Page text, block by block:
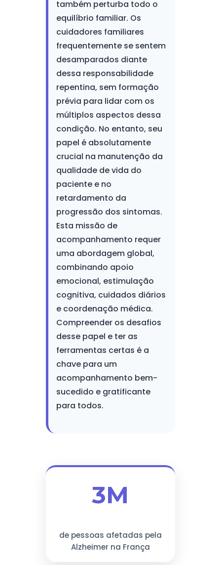
também perturba todo o
equilíbrio familiar. Os
cuidadores familiares
frequentemente se sentem
desamparados diante
dessa responsabilidade
repentina, sem formação
prévia para lidar com os
múltiplos aspectos dessa
condição. No entanto, seu
papel é absolutamente
crucial na manutenção da
qualidade de vida do
paciente e no
retardamento da
progressão dos sintomas.
Esta missão de
acompanhamento requer
uma abordagem global,
combinando apoio
emocional, estimulação
cognitiva, cuidados diários
e coordenação médica.
Compreender os desafios
desse papel e ter as
ferramentas certas é a
chave para um
acompanhamento bem-
sucedido e gratificante
para todos.
3M
de pessoas afetadas pela
Alzheimer na França